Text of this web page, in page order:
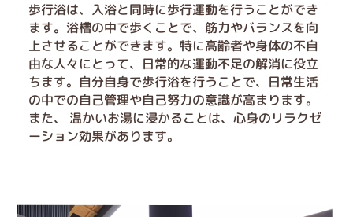
歩行浴は、入浴と同時に歩行運動を行うことができ
ます。浴槽の中で歩くことで、筋力やバランスを向
上させることができます。特に高齢者や身体の不自
由な人々にとって、日常的な運動不足の解消に役立
ちます。自分自身で歩行浴を行うことで、日常生活
の中での自己管理や自己努力の意識が高まります。
また、 温かいお湯に浸かることは、心身のリラクゼ
ーション効果があります。